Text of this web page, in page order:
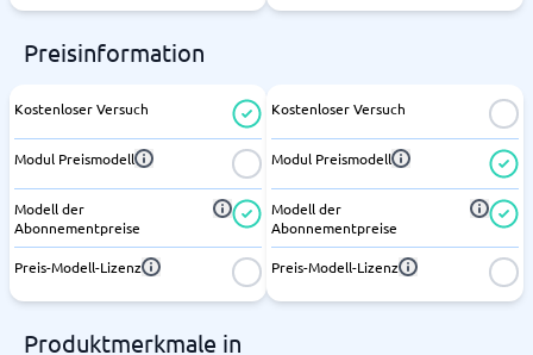
Preisinformation
Kostenloser Versuch
Modul Preismodell
Modell der
Abonnementpreise
Preis-Modell-Lizenz
Kostenloser Versuch
Modul Preismodell
Modell der
Abonnementpreise
Preis-Modell-Lizenz
Produktmerkmale in